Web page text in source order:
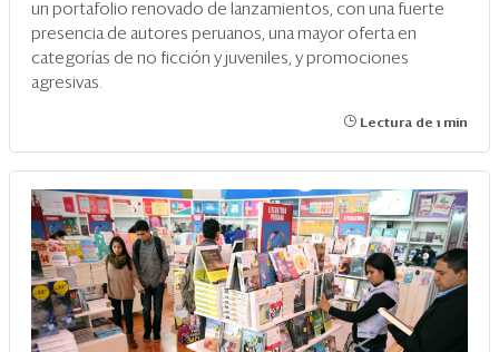
un portafolio renovado de lanzamientos, con una fuerte
presencia de autores peruanos, una mayor oferta en
categorías de no ficción y juveniles, y promociones
agresivas.
Lectura de 1 min